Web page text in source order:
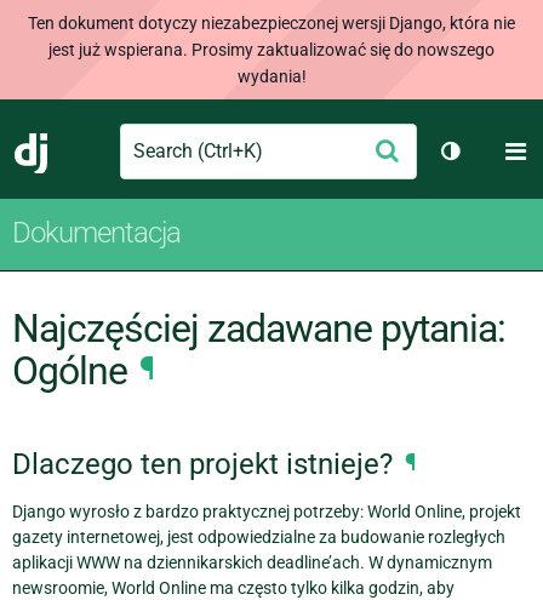
Ten dokument dotyczy niezabezpieczonej wersji Django, która nie
jest już wspierana. Prosimy zaktualizować się do nowszego
wydania!
Django
Search Wyślij
Dokumentacja
Najczęściej zadawane pytania:
Ogólne ¶
Dlaczego ten projekt istnieje? ¶
Django wyrosło z bardzo praktycznej potrzeby: World Online, projekt
gazety internetowej, jest odpowiedzialne za budowanie rozległych
aplikacji WWW na dziennikarskich deadline’ach. W dynamicznym
newsroomie, World Online ma często tylko kilka godzin, aby